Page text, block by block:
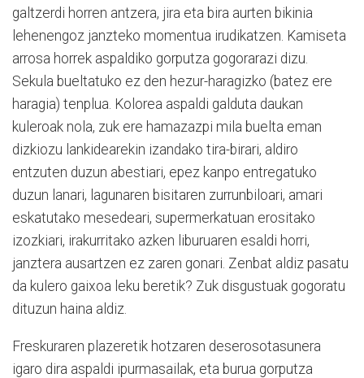
galtzerdi horren antzera, jira eta bira aurten bikinia
lehenengoz janzteko momentua irudikatzen. Kamiseta
arrosa horrek aspaldiko gorputza gogorarazi dizu.
Sekula bueltatuko ez den hezur-haragizko (batez ere
haragia) tenplua. Kolorea aspaldi galduta daukan
kuleroak nola, zuk ere hamazazpi mila buelta eman
dizkiozu lankidearekin izandako tira-birari, aldiro
entzuten duzun abestiari, epez kanpo entregatuko
duzun lanari, lagunaren bisitaren zurrunbiloari, amari
eskatutako mesedeari, supermerkatuan erositako
izozkiari, irakurritako azken liburuaren esaldi horri,
janztera ausartzen ez zaren gonari. Zenbat aldiz pasatu
da kulero gaixoa leku beretik? Zuk disgustuak gogoratu
dituzun haina aldiz.
Freskuraren plazeretik hotzaren deserosotasunera
igaro dira aspaldi ipurmasailak, eta burua gorputza